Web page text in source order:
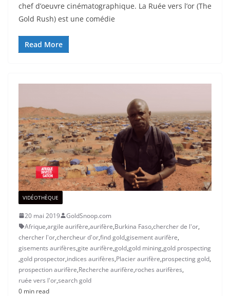
chef d’oeuvre cinématographique. La Ruée vers l’or (The
Gold Rush) est une comédie
Read More
VIDÉOTHÈQUE
20 mai 2019
GoldSnoop.com
Afrique,argile aurifère,aurifère,Burkina Faso,chercher de l'or,
chercher l'or,chercheur d'or,find gold,gisement aurifère,
gisements aurifères,gite aurifère,gold,gold mining,gold prospecting
,gold prospector,indices aurifères,Placier aurifère,prospecting gold,
prospection aurifère,Recherche aurifère,roches aurifères,
ruée vers l'or,search gold
0 min read